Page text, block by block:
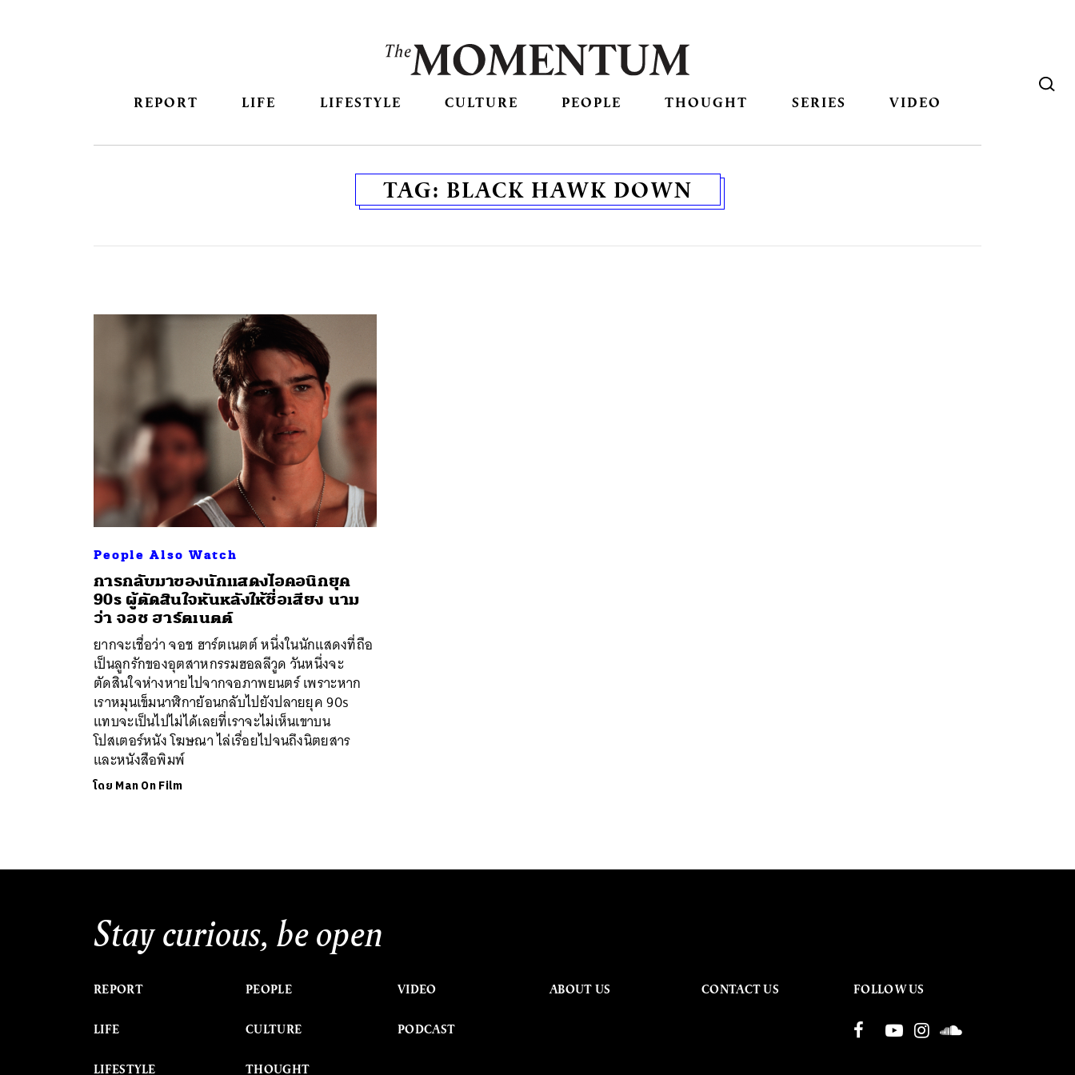
REPORT LIFE LIFESTYLE CULTURE PEOPLE THOUGHT SERIES VIDEO
TAG: BLACK HAWK DOWN
People Also Watch
การกลับมาของนักแสดงไอคอนิกยุค
90s ผู้ตัดสินใจหันหลังให้ชื่อเสียง นาม
ว่า จอช ฮาร์ตเนตต์
ยากจะเชื่อว่า จอช ฮาร์ตเนตต์ หนึ่งในนักแสดงที่ถือ
เป็นลูกรักของอุตสาหกรรมฮอลลีวูด วันหนึ่งจะ
ตัดสินใจห่างหายไปจากจอภาพยนตร์ เพราะหาก
เราหมุนเข็มนาฬิกาย้อนกลับไปยังปลายยุค 90s
แทบจะเป็นไปไม่ได้เลยที่เราจะไม่เห็นเขาบน
โปสเตอร์หนัง โฆษณา ไล่เรื่อยไปจนถึงนิตยสาร
และหนังสือพิมพ์
โดย Man On Film
Stay curious, be open
REPORT
LIFE
LIFESTYLE
PEOPLE
CULTURE
THOUGHT
VIDEO
PODCAST
ABOUT US CONTACT US FOLLOW US